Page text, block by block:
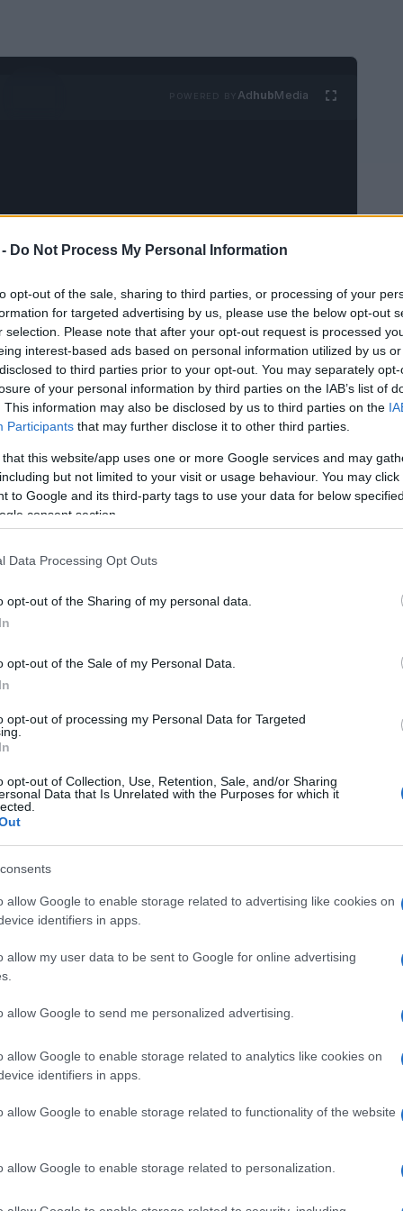
Do Not Process My Personal Information
opt-out of the sale, sharing to third parties, or processing of your
for targeted advertising by us, please use the below opt-out
selection. Please note that after your opt-out request is processed
interest-based ads based on personal information utilized by us
to third parties prior to your opt-out. You may separately
of your personal information by third parties on the IAB’s list of
This information may also be disclosed by us to third parties on the
Participants that may further disclose it to other third parties.
that this website/app uses one or more Google services and may
but not limited to your visit or usage behaviour. You may
to Google and its third-party tags to use your data for below
consent section.
Data Processing Opt Outs
opt-out of the Sharing of my personal data.
opt-out of the Sale of my Personal Data.
opt-out of processing my Personal Data for Targeted
opt-out of Collection, Use, Retention, Sale, and/or Sharing
Data that Is Unrelated with the Purposes for which it
allow Google to enable storage related to advertising like cookies on
identifiers in apps.
allow my user data to be sent to Google for online advertising
allow Google to send me personalized advertising.
allow Google to enable storage related to analytics like cookies on
identifiers in apps.
allow Google to enable storage related to functionality of the website
allow Google to enable storage related to personalization.
AdhubMedia
la
y la necesidad de reducir esos eternos
contar con herramientas que faciliten esta
Programas comoTSA PreCheck,Cleary
aliados estratégicos para quienes
este artículo, desglosaremos cada uno
y costos, además de ofrecerte
a precios reducidos. ¿Te animas a
Clear y Global Entry<\/h2>